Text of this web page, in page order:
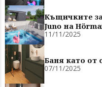
Къщичките
Juno на
11/11/2025
Баня като от
07/11/2025